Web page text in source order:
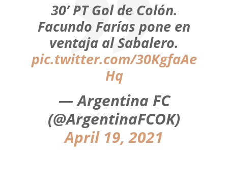
30’ PT Gol de Colón.
Facundo Farías pone en
ventaja al Sabalero.
pic.twitter.com/30KgfaAe
Hq
— Argentina FC
(@ArgentinaFCOK)
April 19, 2021